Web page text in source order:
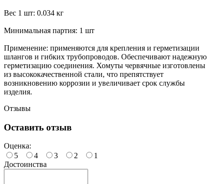
Вес 1 шт: 0.034 кг
Минимальная партия: 1 шт
Применение: применяются для крепления и герметизации
шлангов и гибких трубопроводов. Обеспечивают надежную
герметизацию соединения. Хомуты червячные изготовлены
из высококачественной стали, что препятствует
возникновению коррозии и увеличивает срок службы
изделия.
Отзывы
Оставить отзыв
Оценка:
5
4 3 2
1
Достоинства